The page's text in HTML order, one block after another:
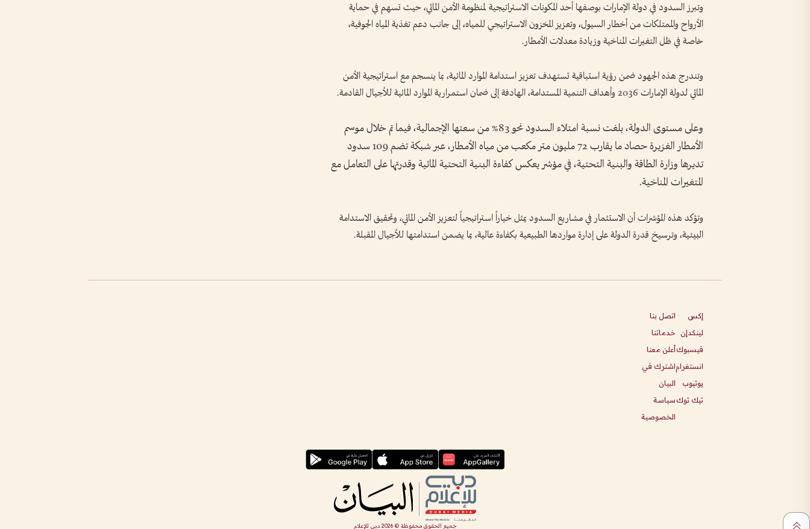
وتبرز السدود في دولة الإمارات بوصفها أحد المكونات الاستراتيجية لمنظومة الأمن المائي، حيث تسهم في حماية
الأرواح والممتلكات من أخطار السيول، وتعزيز المخزون الاستراتيجي للمياه، إلى جانب دعم تغذية المياه الجوفية،
خاصة في ظل التغيرات المناخية وزيادة معدلات الأمطار.
وتندرج هذه الجهود ضمن رؤية استباقية تستهدف تعزيز استدامة الموارد المائية، بما ينسجم مع استراتيجية الأمن
المائي لدولة الإمارات 2036 وأهداف التنمية المستدامة، الهادفة إلى ضمان استمرارية الموارد المائية للأجيال القادمة.
وعلى مستوى الدولة، بلغت نسبة امتلاء السدود نحو 83% من سعتها الإجمالية، فيما تم خلال موسم
الأمطار الغزيرة حصاد ما يقارب 72 مليون متر مكعب من مياه الأمطار، عبر شبكة تضم 109 سدود
تديرها وزارة الطاقة والبنية التحتية، في مؤشر يعكس كفاءة البنية التحتية المائية وقدرتها على التعامل مع
المتغيرات المناخية.
وتؤكد هذه المؤشرات أن الاستثمار في مشاريع السدود يمثل خياراً استراتيجياً لتعزيز الأمن المائي، وتحقيق الاستدامة
البيئية، وترسيخ قدرة الدولة على إدارة مواردها الطبيعية بكفاءة عالية، بما يضمن استدامتها للأجيال المقبلة.
إكس
لينكدإن
فيسبوك
انستغرام
يوتيوب
تيك توك
اتصل بنا
خدماتنا
أعلن معنا
اشترك في
البيان
سياسة
الخصوصية
جميع الحقوق محفوظة ©2026 دبي للإعلام